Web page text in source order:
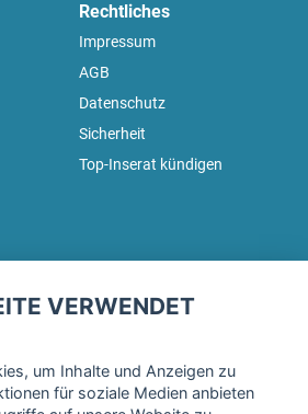
Rechtliches
Impressum
AGB
Datenschutz
Sicherheit
Top-Inserat kündigen
Newsletter ein und erhalte regelmäßig
VERWENDET
um Inhalte und Anzeigen zu
für soziale Medien anbieten